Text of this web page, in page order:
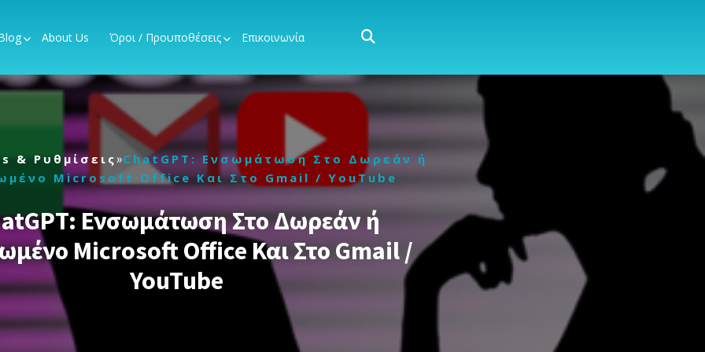
About Us Όροι / Προυποθέσεις Επικοινωνία
& Ρυθμίσεις»ChatGPT: Ενσωμάτωση Στο Δωρεάν ή
Microsoft Office Και Στο Gmail / YouTube
Ενσωμάτωση Στο Δωρεάν ή
Microsoft Office Και Στο Gmail /
YouTube